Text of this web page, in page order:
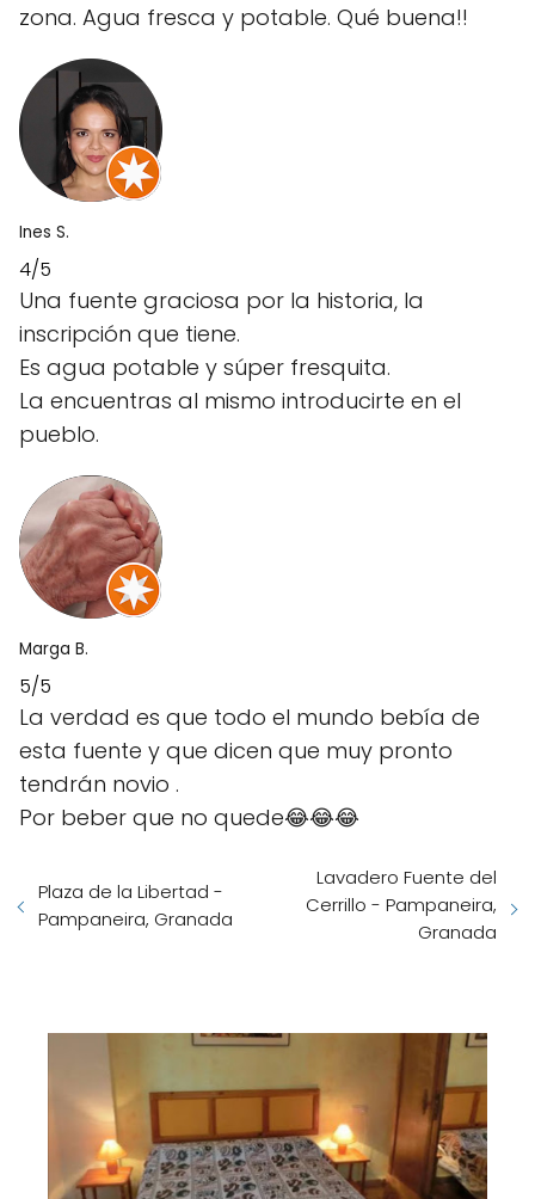
zona. Agua fresca y potable. Qué buena!!
Ines S.
4/5
Una fuente graciosa por la historia, la
inscripción que tiene.
Es agua potable y súper fresquita.
La encuentras al mismo introducirte en el
pueblo.
Marga B.
5/5
La verdad es que todo el mundo bebía de
esta fuente y que dicen que muy pronto
tendrán novio .
Por beber que no quede😂😂😂
Plaza de la Libertad -
Pampaneira, Granada
Lavadero Fuente del
Cerrillo - Pampaneira,
Granada